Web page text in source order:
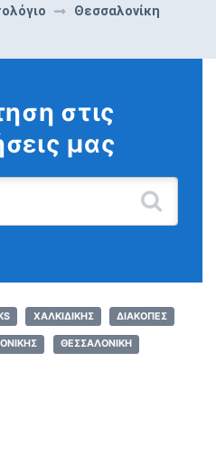
Θεσσαλονίκη
στις
μας
ΧΑΛΚΙΔΙΚΉΣ ΔΙΑΚΟΠΈΣ
ΘΕΣΣΑΛΟΝΊΚΗ